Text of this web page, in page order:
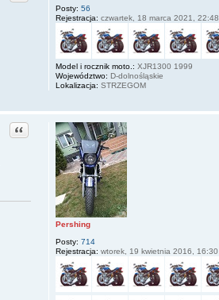
Posty: 56
Rejestracja: czwartek, 18 marca 2021, 22:48
Model i rocznik moto.: XJR1300 1999
Województwo: D-dolnośląskie
Lokalizacja: STRZEGOM
Pershing
Posty: 714
Rejestracja: wtorek, 19 kwietnia 2016, 16:30
Cytuj